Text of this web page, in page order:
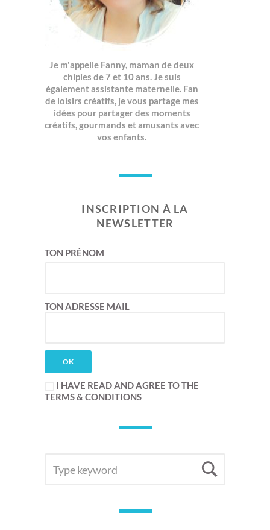
Je m'appelle Fanny, maman de deux
chipies de 7 et 10 ans. Je suis
également assistante maternelle. Fan
de loisirs créatifs, je vous partage mes
idées pour partager des moments
créatifs, gourmands et amusants avec
vos enfants.
INSCRIPTION À LA
NEWSLETTER
TON PRÉNOM
TON ADRESSE MAIL
I HAVE READ AND AGREE TO THE
TERMS & CONDITIONS
FOR: